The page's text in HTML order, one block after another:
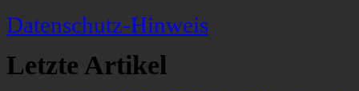
Datenschutz-Hinweis
Letzte Artikel